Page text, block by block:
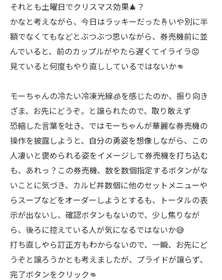
それとも土曜日でクリスマス効果🎄？
かなと考えながら、今日はラッキーだった🤞いや別に半
額でなくてもなどとぶつぶつ思いながら、券売機前に並
んでいると、前のカップルがやたら遅くてイライラ😡
見ていると何度もやり直ししているではないか👊
モーちゃんの冷たい冷凍光線🧊を感じたのか、振り向き
ざま、お先にどうぞ。と譲られたので、取り敢えず
恐縮した言葉を吐き、ではモーちゃんが華麗な券売機の
操作を披露しようと、自分の勇姿を想像しながら、この
人凄いと褒められる姿をイメージして券売機を打ち込む
も、あれっ？この券売機、数を数個指定するボタンがな
いことに気づき、カルビ丼数個に他のセットメニューや
らスープなどをオーダーしようとするも、トータルの表
示が出ないし、確認ボタンもないので、少し焦りなが
ら、後ろに控えている人が気になるではないか😅
打ち直しやら訂正方もわからないので、一瞬、お先にど
うぞと譲ろうかとも考えましたが、プライドが譲らず、
完了ボタンをクリック👊